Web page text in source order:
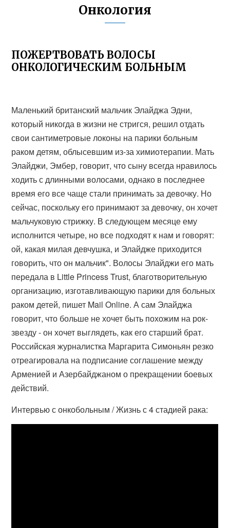
Онкология
ПОЖЕРТВОВАТЬ ВОЛОСЫ
ОНКОЛОГИЧЕСКИМ БОЛЬНЫМ
Маленький британский мальчик Элайджа Эдни,
который никогда в жизни не стригся, решил отдать
свои сантиметровые локоны на парики больным
раком детям, облысевшим из-за химиотерапии. Мать
Элайджи, Эмбер, говорит, что сыну всегда нравилось
ходить с длинными волосами, однако в последнее
время его все чаще стали принимать за девочку. Но
сейчас, поскольку его принимают за девочку, он хочет
мальчуковую стрижку. В следующем месяце ему
исполнится четыре, но все подходят к нам и говорят:
ой, какая милая девчушка, и Элайдже приходится
говорить, что он мальчик". Волосы Элайджи его мать
передала в Little Princess Trust, благотворительную
организацию, изготавливающую парики для больных
раком детей, пишет Mail Online. А сам Элайджа
говорит, что больше не хочет быть похожим на рок-
звезду - он хочет выглядеть, как его старший брат.
Российская журналистка Маргарита Симоньян резко
отреагировала на подписание соглашение между
Арменией и Азербайджаном о прекращении боевых
действий.
Интервью с онкобольным / Жизнь с 4 стадией рака: